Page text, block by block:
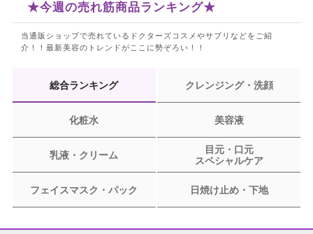
★今週の売れ筋商品ランキング★
当通販ショップで売れているドクターズコスメやサプリなどをご紹
介！！最新美容のトレンドがここに勢ぞろい！！
総合ランキング クレンジング・洗顔
化粧水 美容液
乳液・クリーム
目元・口元
スペシャルケア
フェイスマスク・パック 日焼け止め・下地